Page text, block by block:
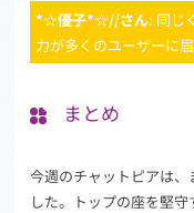
*☆優子*☆//さん: 同じ
力が多くのユーザーに
まとめ
今週のチャットピアは
した。トップの座を堅守